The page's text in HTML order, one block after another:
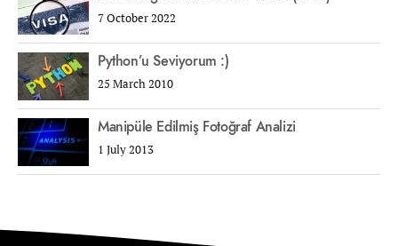
7 October 2022
Python’u Seviyorum :)
25 March 2010
Manipüle Edilmiş Fotoğraf Analizi
1 July 2013